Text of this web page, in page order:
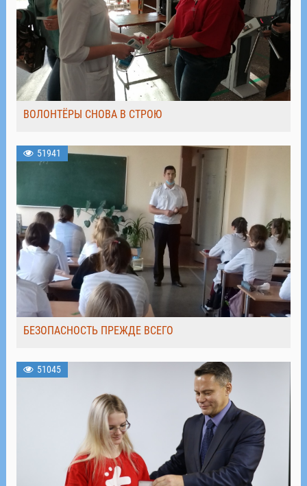
ВОЛОНТЁРЫ СНОВА В СТРОЮ
51941
БЕЗОПАСНОСТЬ ПРЕЖДЕ ВСЕГО
51045